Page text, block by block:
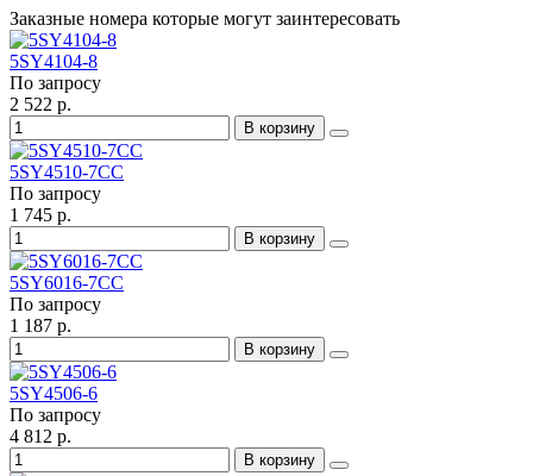
Заказные номера которые могут заинтересовать
5SY4104-8
По запросу
2 522 р.
В корзину
5SY4510-7CC
По запросу
1 745 р.
В корзину
5SY6016-7CC
По запросу
1 187 р.
В корзину
5SY4506-6
По запросу
4 812 р.
В корзину